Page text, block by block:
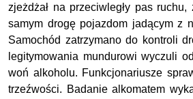
zjeżdżał na przeciwległy pas ruchu,
samym drogę pojazdom jadącym z
Samochód zatrzymano do kontroli
legitymowania mundurowi wyczuli
woń alkoholu. Funkcjonariusze
trzeźwości. Badanie alkomatem